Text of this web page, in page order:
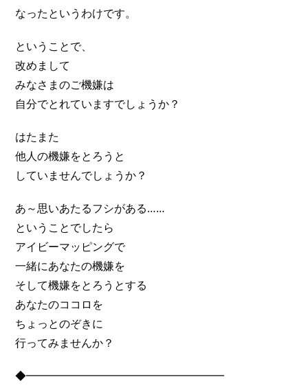
なったというわけです。
ということで、
改めまして
みなさまのご機嫌は
自分でとれていますでしょうか？
はたまた
他人の機嫌をとろうと
していませんでしょうか？
あ～思いあたるフシがある……
ということでしたら
アイビーマッピングで
一緒にあなたの機嫌を
そして機嫌をとろうとする
あなたのココロを
ちょっとのぞきに
行ってみませんか？
◆━━━━━━━━━━━━━━━━━━